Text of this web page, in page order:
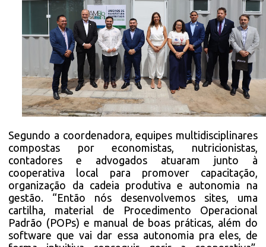
Segundo a coordenadora, equipes multidisciplinares
compostas por economistas, nutricionistas,
contadores e advogados atuaram junto à
cooperativa local para promover capacitação,
organização da cadeia produtiva e autonomia na
gestão. “Então nós desenvolvemos sites, uma
cartilha, material de Procedimento Operacional
Padrão (POPs) e manual de boas práticas, além do
software que vai dar essa autonomia pra eles, de